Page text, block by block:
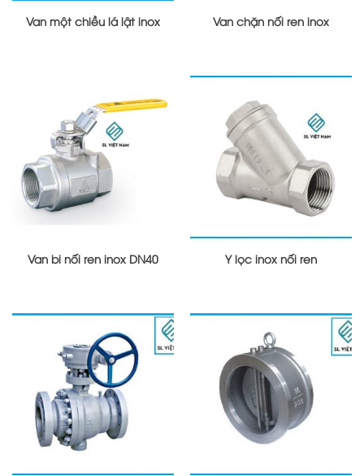
Van một chiều lá lật inox Van chặn nối ren inox
Van bi nối ren inox DN40 Y lọc inox nối ren